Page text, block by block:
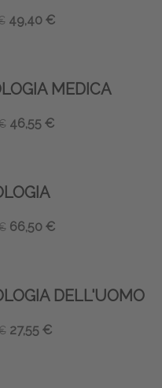
49,40 €
MEDICA
46,55 €
66,50 €
DELL'UOMO
27,55 €